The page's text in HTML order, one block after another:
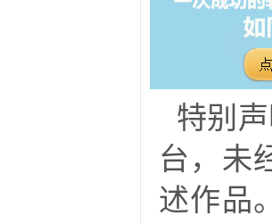
特别
台，未
述作品